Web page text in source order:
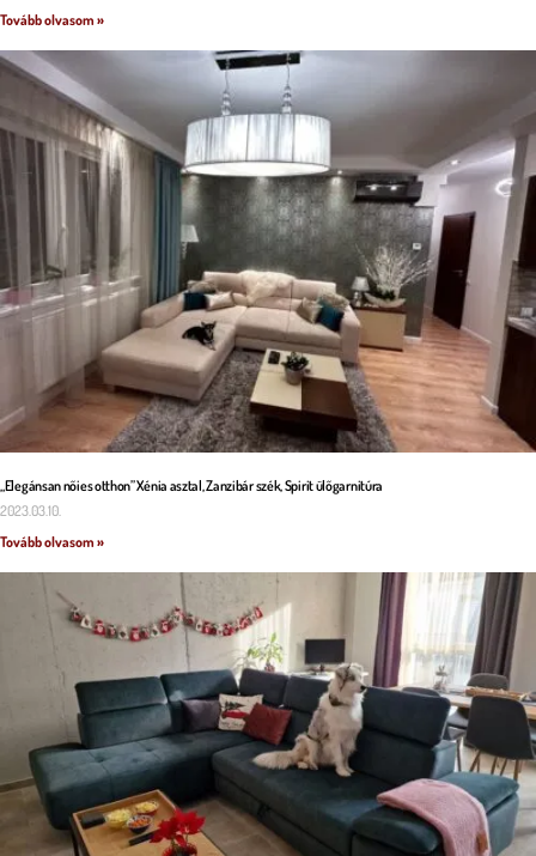
Tovább olvasom »
„Elegánsan nőies otthon” Xénia asztal, Zanzibár szék, Spirit ülőgarnitúra
2023.03.10.
Tovább olvasom »